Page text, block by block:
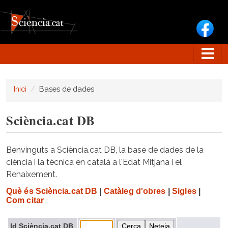
Inici Bases de dades
Sciència.cat DB
Benvinguts a Sciència.cat DB, la base de dades de la
ciència i la tècnica en català a l'Edat Mitjana i el
Renaixement.
Què és Sciència.cat DB Catàleg d'obres Sigles|
Com citar
Id Sciència.cat DB